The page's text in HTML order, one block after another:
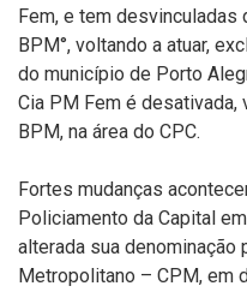
Fem, e tem desvinculadas
BPM°, voltando a atuar,
do município de Porto
Cia PM Fem é desativada,
BPM, na área do CPC.
Fortes mudanças
Policiamento da Capital
alterada sua denominação
Metropolitano – CPM, em